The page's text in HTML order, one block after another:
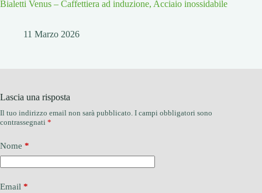
Bialetti Venus – Caffettiera ad induzione, Acciaio inossidabile
11 Marzo 2026
Lascia una risposta
Il tuo indirizzo email non sarà pubblicato. I campi obbligatori sono
contrassegnati *
Nome *
Email *